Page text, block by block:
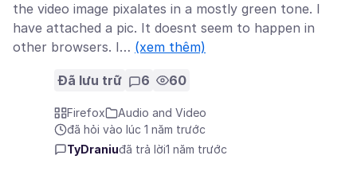
the video image pixalates in a mostly green tone. I
have attached a pic. It doesnt seem to happen in
other browsers. I… (xem thêm)
Đã lưu trữ 6 60
Firefox
Audio and Video
đã hỏi vào lúc 1 năm trước
TyDraniuđã trả lời1 năm trước